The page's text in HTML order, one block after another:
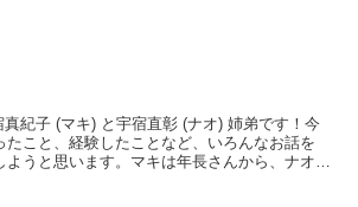
紀子 (マキ) と宇宿直彰 (ナオ) 姉弟です！今
たこと、経験したことなど、いろんなお話を
ようと思います。マキは年長さんから、ナオは